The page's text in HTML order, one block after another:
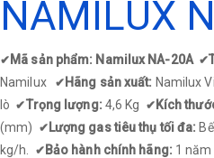
NAMILUX
✔Mã sản phẩm: Namilux NA-20A ✔
Namilux ✔Hãng sản xuất: Namilux
lò ✔Trọng lượng: 4,6 Kg ✔Kích
(mm) ✔Lượng gas tiêu thụ tối đa:
kg/h.
✔Bảo hành chính hãng: 1 năm